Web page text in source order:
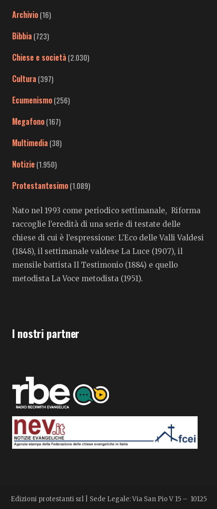
Archivio(16)
Bibbia (723)
Chiese e società (2.030)
Cultura (397)
Ecumenismo(256)
Megafono(167)
Multimedia (38)
Notizie (1.950)
Protestantesimo(1.089)
Nato nel 1993 come periodico settimanale, Riforma
raccoglie l’eredità di una serie di testate delle
chiese di cui è l’espressione: L’Eco delle Valli Valdesi
(1848), il settimanale valdese La Luce (1907), il
mensile battista Il Testimonio (1884) e quello
metodista La Voce metodista (1951).
I nostri partner
Edizioni protestanti srl | Sede Legale: Via San Pio V 15 – 10125